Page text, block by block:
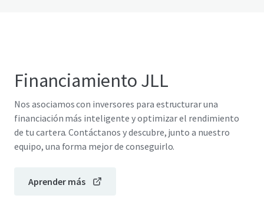
Financiamiento JLL
Nos asociamos con inversores para estructurar una
financiación más inteligente y optimizar el rendimiento
de tu cartera. Contáctanos y descubre, junto a nuestro
equipo, una forma mejor de conseguirlo.
Aprender más